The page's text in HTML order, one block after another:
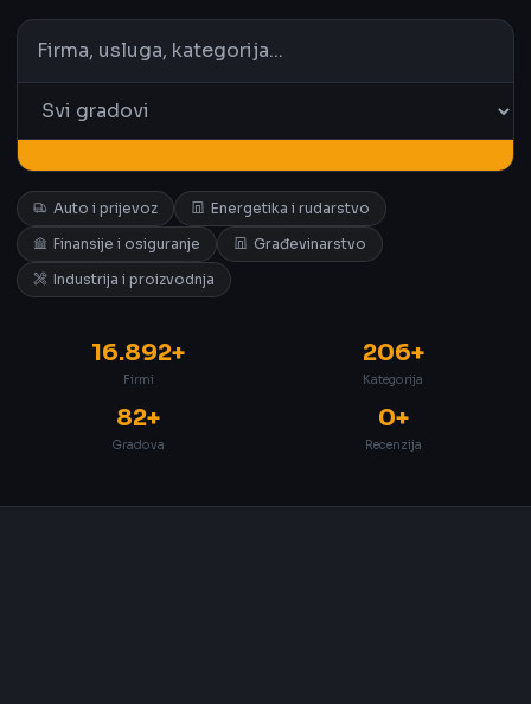
Auto i prijevoz
Energetika i rudarstvo
Finansije i osiguranje
Građevinarstvo
Industrija i proizvodnja
16.892+
Firmi
206+
Kategorija
82+
Gradova
0+
Recenzija